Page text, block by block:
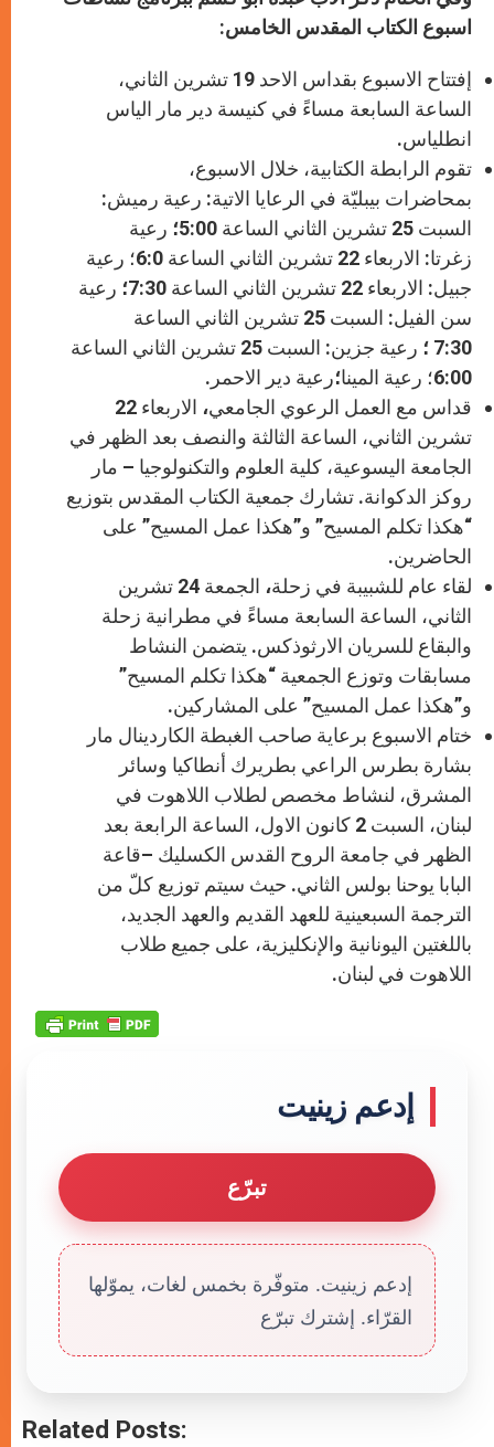
اسبوع الكتاب المقدس الخامس:
إفتتاح الاسبوع بقداس الاحد 19 تشرين الثاني،
الساعة السابعة مساءً في كنيسة دير مار الياس
انطلياس.
تقوم الرابطة الكتابية، خلال الاسبوع،
بمحاضرات بيبليّة في الرعايا الاتية: رعية رميش:
السبت 25 تشرين الثاني الساعة 5:00
؛ رعية
زغرتا: الاربعاء 22 تشرين الثاني الساعة 6:0؛ رعية
جبيل: الاربعاء 22 تشرين الثاني الساعة 7:30
؛ رعية
سن الفيل: السبت 25 تشرين الثاني الساعة
7:30 ؛
رعية جزين: السبت 25 تشرين الثاني الساعة
6:00؛ رعية المينا
؛رعية دير الاحمر .
قداس مع العمل الرعوي الجامعي،
الاربعاء 22
تشرين الثاني، الساعة الثالثة والنصف بعد الظهر في
الجامعة اليسوعية، كلية العلوم والتكنولوجيا – مار
روكز الدكوانة. تشارك جمعية الكتاب المقدس بتوزيع
“هكذا تكلم المسيح” و”هكذا عمل المسيح” على
الحاضرين.
لقاء عام للشبيبة في زحلة،
الجمعة 24 تشرين
الثاني، الساعة السابعة مساءً في مطرانية زحلة
والبقاع للسريان الارثوذكس. يتضمن النشاط
مسابقات وتوزع الجمعية “هكذا تكلم المسيح”
و”هكذا عمل المسيح” على المشاركين.
ختام الاسبوع برعاية صاحب الغبطة الكاردينال مار
بشارة بطرس الراعي بطريرك أنطاكيا وسائر
المشرق، لنشاط مخصص لطلاب اللاهوت في
لبنان، السبت 2 كانون الاول، الساعة الرابعة بعد
الظهر في جامعة الروح القدس الكسليك –قاعة
البابا يوحنا بولس الثاني. حيث سيتم توزيع كلّ من
الترجمة السبعينية للعهد القديم والعهد الجديد،
باللغتين اليونانية والإنكليزية، على جميع طلاب
اللاهوت في لبنان.
إدعم زينيت
تبرّع
إدعم زينيت. متوفّرة بخمس لغات، يموّلها
القرّاء. إشترك تبرّع
Related Posts: